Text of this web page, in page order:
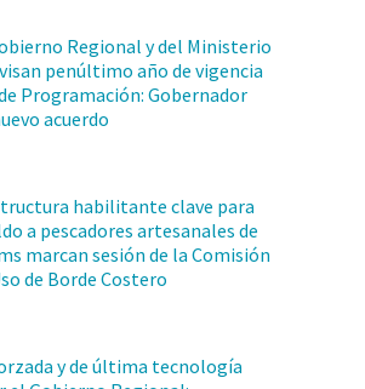
Regional y del Ministerio
penúltimo año de vigencia
Programación: Gobernador
acuerdo
habilitante clave para
a pescadores artesanales de
marcan sesión de la Comisión
de Borde Costero
y de última tecnología